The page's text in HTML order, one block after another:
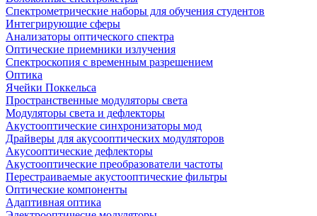
Спектрометрические наборы для обучения студентов
Интегрирующие сферы
Анализаторы оптического спектра
Оптические приемники излучения
Спектроскопия с временным разрешением
Оптика
Ячейки Поккельса
Пространственные модуляторы света
Модуляторы света и дефлекторы
Акустооптические синхронизаторы мод
Драйверы для акусооптических модуляторов
Акусооптические дефлекторы
Акустооптические преобразователи частоты
Перестраиваемые акустооптические фильтры
Оптические компоненты
Адаптивная оптика